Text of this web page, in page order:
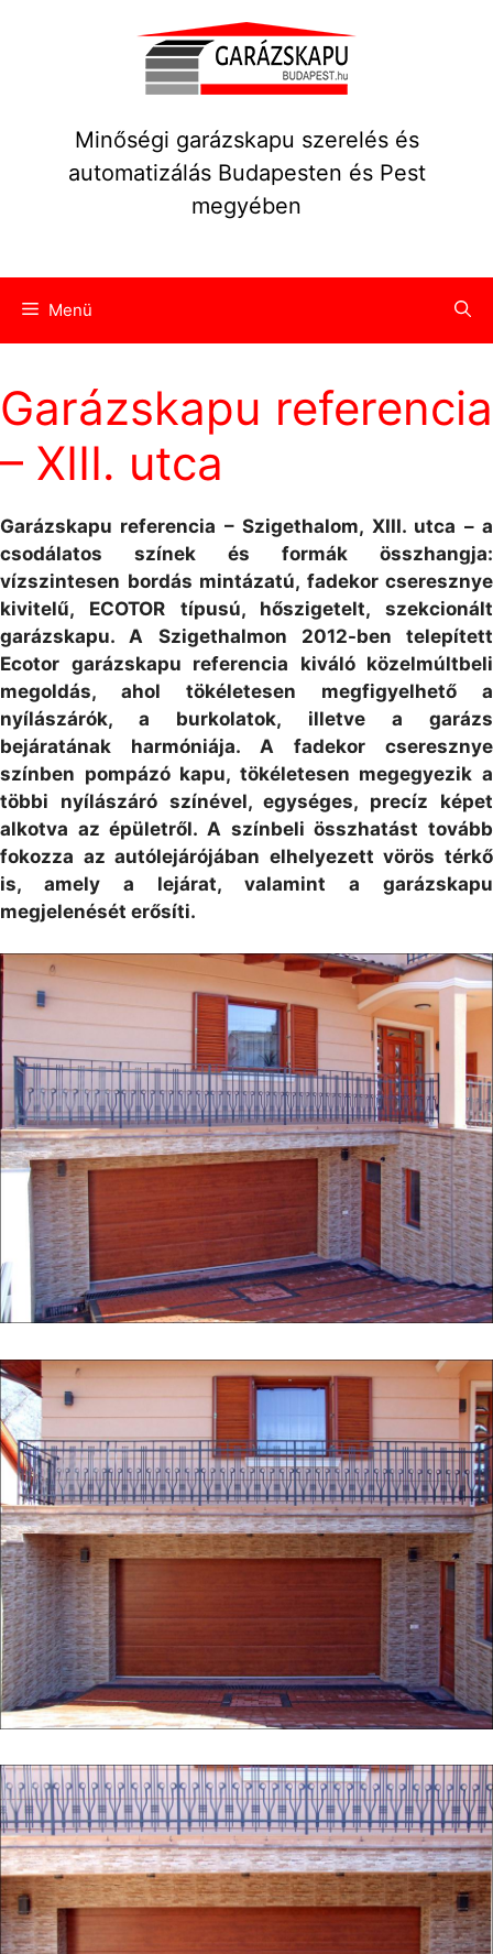
Minőségi garázskapu szerelés és
automatizálás Budapesten és Pest
megyében
Menü
Garázskapu referencia
– XIII. utca
Garázskapu referencia – Szigethalom, XIII. utca – a
csodálatos színek és formák összhangja:
vízszintesen bordás mintázatú, fadekor cseresznye
kivitelű, ECOTOR típusú, hőszigetelt, szekcionált
garázskapu. A Szigethalmon 2012-ben telepített
Ecotor garázskapu referencia kiváló közelmúltbeli
megoldás, ahol tökéletesen megfigyelhető a
nyílászárók, a burkolatok, illetve a garázs
bejáratának harmóniája. A fadekor cseresznye
színben pompázó kapu, tökéletesen megegyezik a
többi nyílászáró színével, egységes, precíz képet
alkotva az épületről. A színbeli összhatást tovább
fokozza az autólejárójában elhelyezett vörös térkő
is, amely a lejárat, valamint a garázskapu
megjelenését erősíti.